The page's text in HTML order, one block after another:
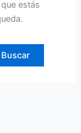
estás